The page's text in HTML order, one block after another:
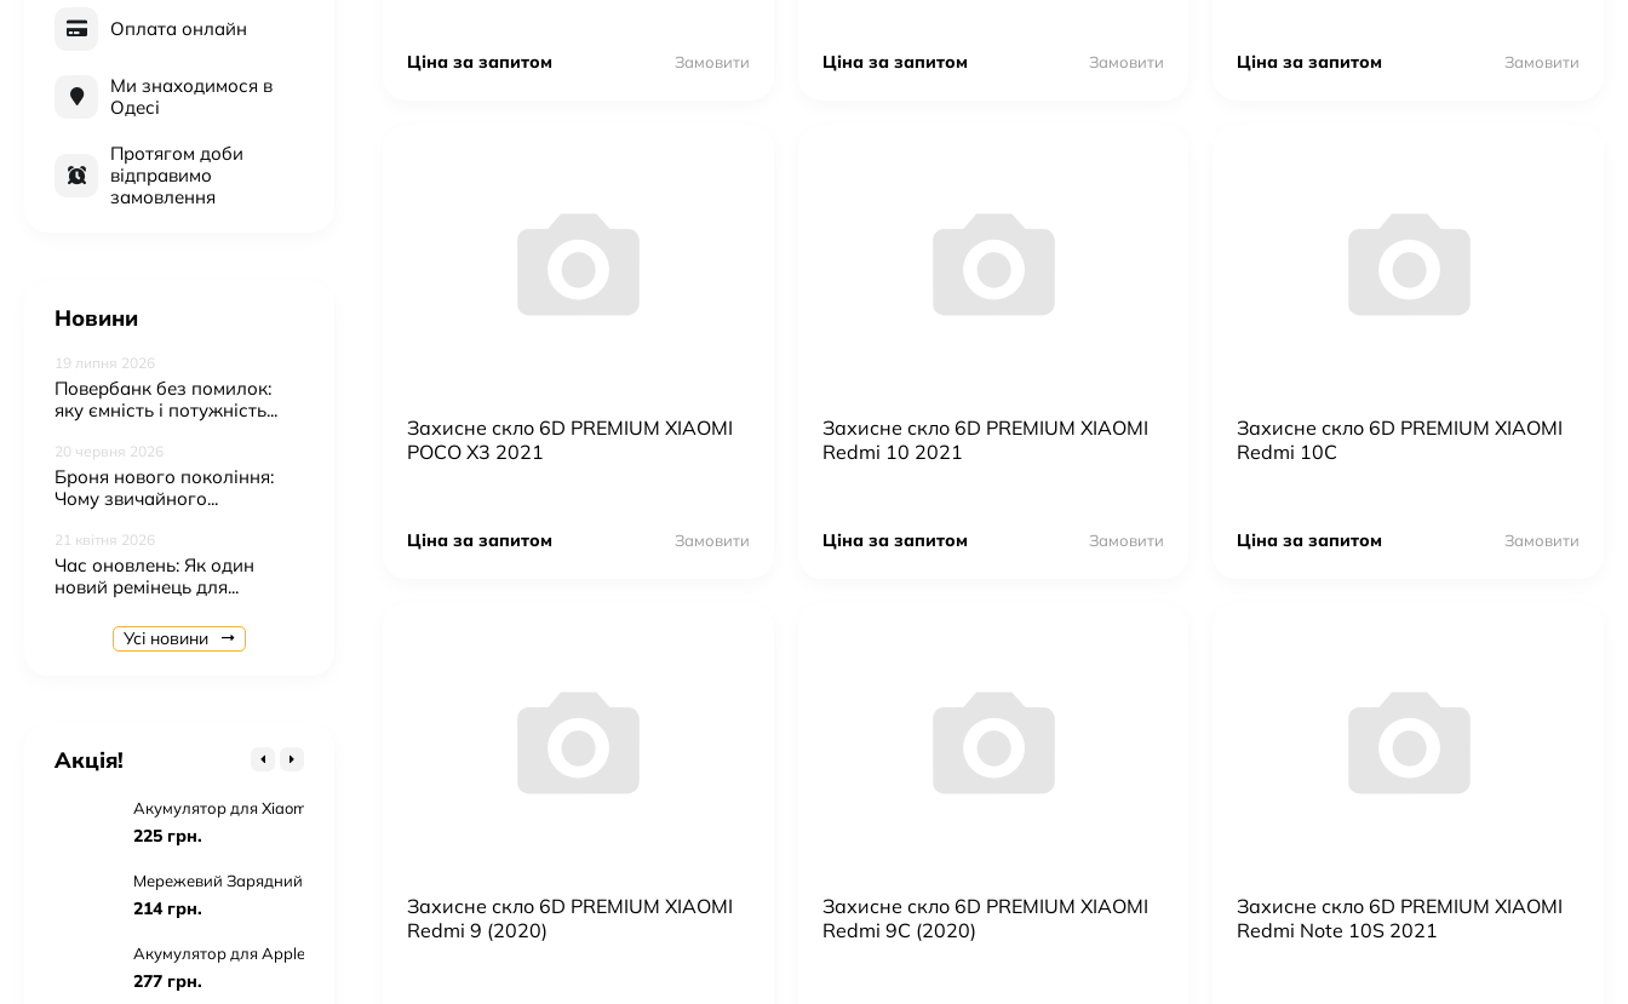
Ціна за запитом Замовити Ціна за запитом Замовити Ціна за запитом Замовити
Захисне скло 6D PREMIUM XIAOMI
POCO X3 2021
Ціна за запитом Замовити
Захисне скло 6D PREMIUM XIAOMI
Redmi 10 2021
Ціна за запитом Замовити
Захисне скло 6D PREMIUM XIAOMI
Redmi 10C
Ціна за запитом Замовити
Захисне скло 6D PREMIUM XIAOMI
Redmi 9 (2020)
Захисне скло 6D PREMIUM XIAOMI
Redmi 9C (2020)
Захисне скло 6D PREMIUM XIAOMI
Redmi Note 10S 2021
Оплата онлайн
Ми знаходимося в
Одесі
Протягом доби
відправимо
замовлення
Новини
19 липня 2026
Повербанк без помилок:
яку ємність і потужність...
20 червня 2026
Броня нового покоління:
Чому звичайного...
21 квітня 2026
Час оновлень: Як один
новий ремінець для...
Усі новини
Акція!
Бездротовий зарядний пристрій Magsafe W79 3in1
Акумулятор для Xiaomi BN43 / Redmi Note 4X
225 грн.
Мережевий Зарядний Пристрій Apple iPhone Power Adapter 20W USB-C
214 грн.
Акумулятор для Apple iPhone 7 Plus
277 грн.